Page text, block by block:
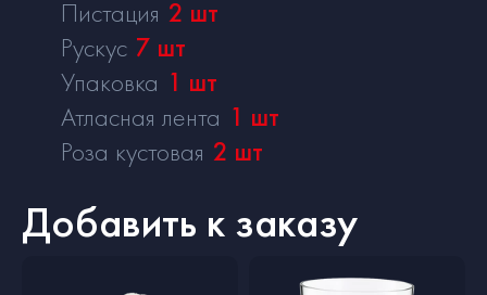
Пистация 2 шт
Рускус 7 шт
Упаковка 1 шт
Атласная лента 1 шт
Роза кустовая 2 шт
Добавить к заказу